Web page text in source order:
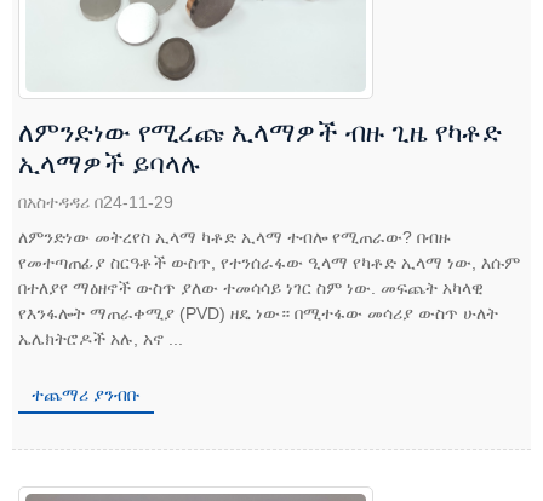
ለምንድነው የሚረጩ ኢላማዎች ብዙ ጊዜ የካቶድ
ኢላማዎች ይባላሉ
በአስተዳዳሪ በ24-11-29
ለምንድነው መትረየስ ኢላማ ካቶድ ኢላማ ተብሎ የሚጠራው? በብዙ
የመተጣጠፊያ ስርዓቶች ውስጥ, የተንሰራፋው ዒላማ የካቶድ ኢላማ ነው, እሱም
በተለያየ ማዕዘኖች ውስጥ ያለው ተመሳሳይ ነገር ስም ነው. መፍጨት አካላዊ
የእንፋሎት ማጠራቀሚያ (PVD) ዘዴ ነው። በሚተፋው መሳሪያ ውስጥ ሁለት
ኤሌክትሮዶች አሉ, አኖ ...
ተጨማሪ ያንብቡ